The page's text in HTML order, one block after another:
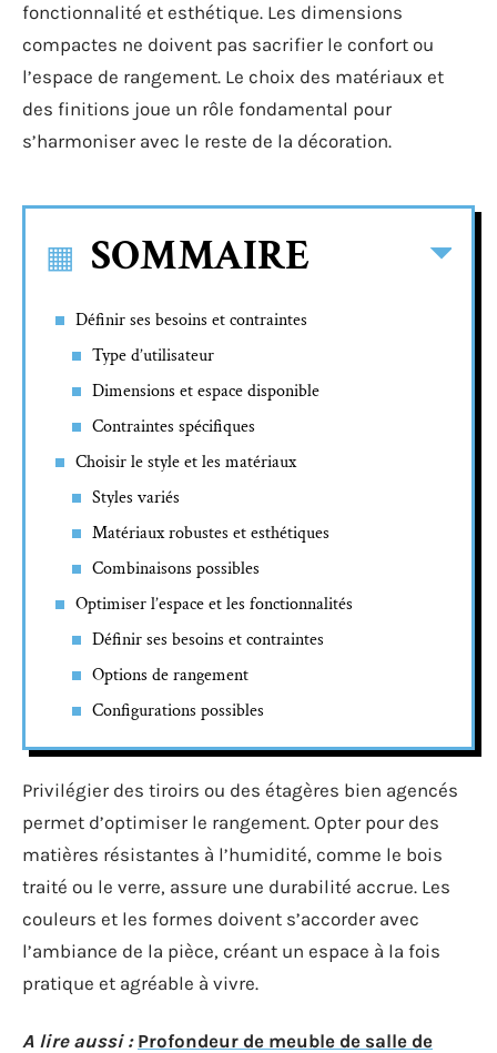
fonctionnalité et esthétique. Les dimensions
compactes ne doivent pas sacrifier le confort ou
l’espace de rangement. Le choix des matériaux et
des finitions joue un rôle fondamental pour
s’harmoniser avec le reste de la décoration.
SOMMAIRE
Définir ses besoins et contraintes
Type d’utilisateur
Dimensions et espace disponible
Contraintes spécifiques
Choisir le style et les matériaux
Styles variés
Matériaux robustes et esthétiques
Combinaisons possibles
Optimiser l’espace et les fonctionnalités
Définir ses besoins et contraintes
Options de rangement
Configurations possibles
Privilégier des tiroirs ou des étagères bien agencés
permet d’optimiser le rangement. Opter pour des
matières résistantes à l’humidité, comme le bois
traité ou le verre, assure une durabilité accrue. Les
couleurs et les formes doivent s’accorder avec
l’ambiance de la pièce, créant un espace à la fois
pratique et agréable à vivre.
A lire aussi : Profondeur de meuble de salle de